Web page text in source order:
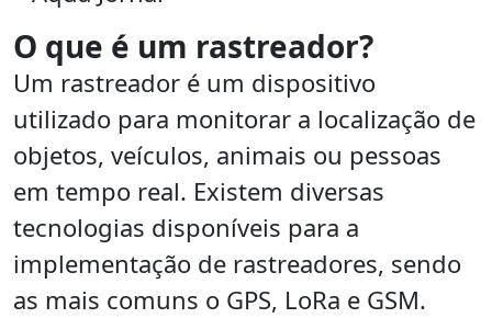
O que é um rastreador?
Um rastreador é um dispositivo
utilizado para monitorar a localização de
objetos, veículos, animais ou pessoas
em tempo real. Existem diversas
tecnologias disponíveis para a
implementação de rastreadores, sendo
as mais comuns o GPS, LoRa e GSM.